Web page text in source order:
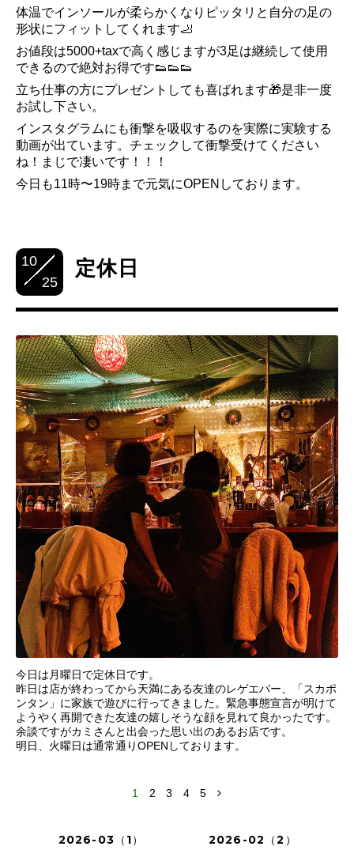
体温でインソールが柔らかくなりピッタリと自分の足の
形状にフィットしてくれます🦶
お値段は5000+taxで高く感じますが3足は継続して使用
できるので絶対お得です👟👟👟
立ち仕事の方にプレゼントしても喜ばれます🎁是非一度
お試し下さい。
インスタグラムにも衝撃を吸収するのを実際に実験する
動画が出ています。チェックして衝撃受けてください
ね！まじで凄いです！！！
今日も11時〜19時まで元気にOPENしております。
10
25
定休日
今日は月曜日で定休日です。
昨日は店が終わってから天満にある友達のレゲエバー、「スカポ
ンタン」に家族で遊びに行ってきました。緊急事態宣言が明けて
ようやく再開できた友達の嬉しそうな顔を見れて良かったです。
余談ですがカミさんと出会った思い出のあるお店です。
明日、火曜日は通常通りOPENしております。
1 2 3 4 5
2026-03（1）
2026-02（2）